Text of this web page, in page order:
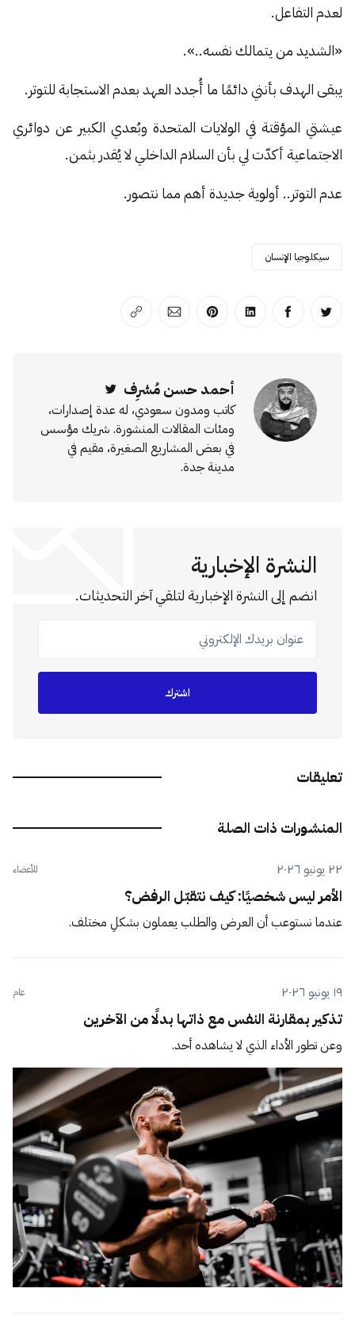
لعدم التفاعل.
«الشديد من يتمالك نفسه..».
يبقى الهدف بأنني دائمًا ما أُجدد العهد بعدم الاستجابة للتوتر.
عيشتي المؤقتة في الولايات المتحدة وبُعدي الكبير عن دوائري
الاجتماعية أكدّت لي بأن السلام الداخلي لا يُقدر بثمن.
عدم التوتر.. أولوية جديدة أهم مما نتصور.
سيكلوجيا الإنسان
انشر على تويترانشر على الفيسبوك
انشر على لينكد إن
انشر على بينترست
انشر على الإيميل
انسخ الرابط
أحمد حسن مُشرِف
كاتب ومدون سعودي، له عدة إصدارات،
ومئات المقالات المنشورة. شريك مؤسس
في بعض المشاريع الصغيرة، مقيم في
مدينة جدة.
النشرة الإخبارية
انضم إلى النشرة الإخبارية لتلقي آخر التحديثات.
عنوان بريدك الإلكتروني
اشترك
تعليقات
المنشورات ذات الصلة
٢٢ يونيو ٢٠٢٦ للأعضاء
الأمر ليس شخصيًا: كيف نتقبّل الرفض؟
عندما نستوعب أن العرض والطلب يعملون بشكلٍ مختلف.
١٩ يونيو ٢٠٢٦ عام
تذكير بمقارنة النفس مع ذاتها بدلًا من الآخرين
وعن تطور الأداء الذي لا يشاهده أحد.